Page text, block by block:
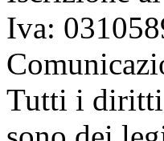
Iva:
Tutti i diritti